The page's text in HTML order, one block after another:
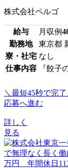
株式会社ペルゴ
給与 月収例
勤務地
東京都
寮・社宅 なし
仕事内容
『餃子
＼最短45秒で完了
応募へ進む
詳しく
見る